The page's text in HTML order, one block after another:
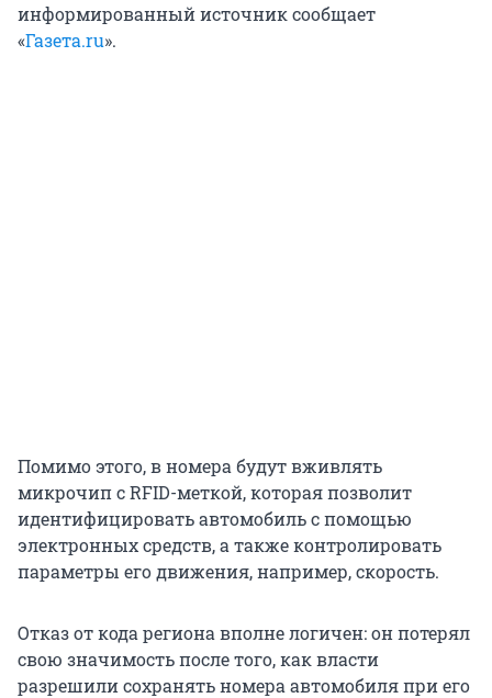
информированный источник сообщает
«Газета.ru».
Помимо этого, в номера будут вживлять
микрочип с RFID-меткой, которая позволит
идентифицировать автомобиль с помощью
электронных средств, а также контролировать
параметры его движения, например, скорость.
Отказ от кода региона вполне логичен: он потерял
свою значимость после того, как власти
разрешили сохранять номера автомобиля при его